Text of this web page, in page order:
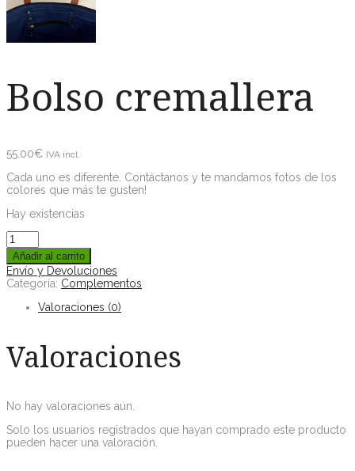
Bolso cremallera
55.00€ IVA incl.
Cada uno es diferente. Contáctanos y te mandamos fotos de los
colores que más te gusten!
Hay existencias
Añadir al carrito
Envío y Devoluciones
Categoría: Complementos
Valoraciones (0)
Valoraciones
No hay valoraciones aún.
Solo los usuarios registrados que hayan comprado este producto
pueden hacer una valoración.